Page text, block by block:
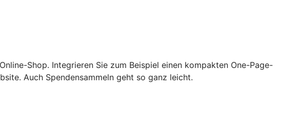
Shop. Integrieren Sie zum Beispiel einen kompakten One-Page-
Auch Spendensammeln geht so ganz leicht.